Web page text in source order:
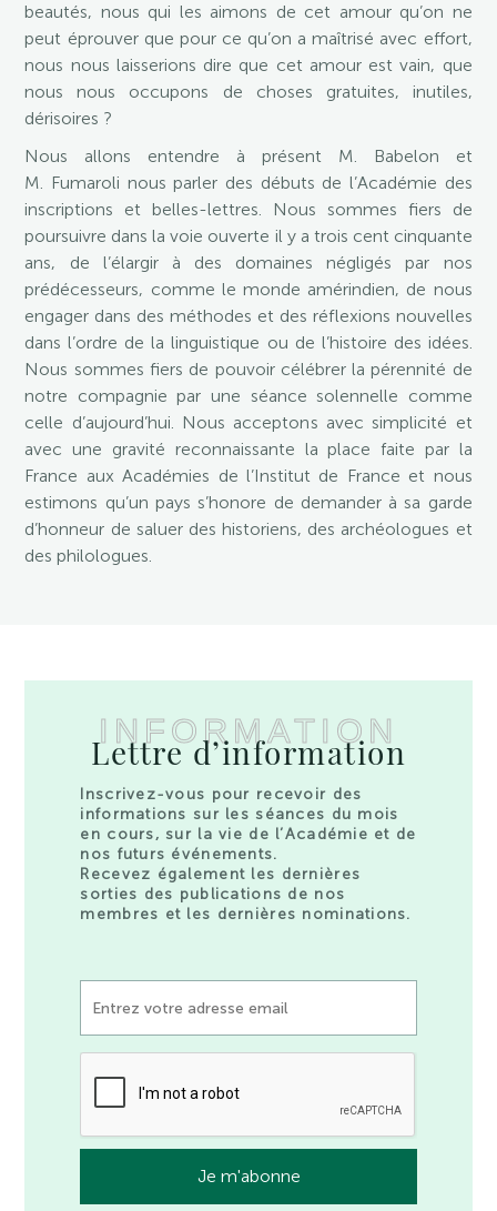
beautés, nous qui les aimons de cet amour qu’on ne
peut éprouver que pour ce qu’on a maîtrisé avec effort,
nous nous laisserions dire que cet amour est vain, que
nous nous occupons de choses gratuites, inutiles,
dérisoires ?
Nous allons entendre à présent M. Babelon et
M. Fumaroli nous parler des débuts de l’Académie des
inscriptions et belles-lettres. Nous sommes fiers de
poursuivre dans la voie ouverte il y a trois cent cinquante
ans, de l’élargir à des domaines négligés par nos
prédécesseurs, comme le monde amérindien, de nous
engager dans des méthodes et des réflexions nouvelles
dans l’ordre de la linguistique ou de l’histoire des idées.
Nous sommes fiers de pouvoir célébrer la pérennité de
notre compagnie par une séance solennelle comme
celle d’aujourd’hui. Nous acceptons avec simplicité et
avec une gravité reconnaissante la place faite par la
France aux Académies de l’Institut de France et nous
estimons qu’un pays s’honore de demander à sa garde
d’honneur de saluer des historiens, des archéologues et
des philologues.
INFORMATION
Lettre d’information
Inscrivez-vous pour recevoir des
informations sur les séances du mois
en cours, sur la vie de l’Académie et de
nos futurs événements.
Recevez également les dernières
sorties des publications de nos
membres et les dernières nominations.